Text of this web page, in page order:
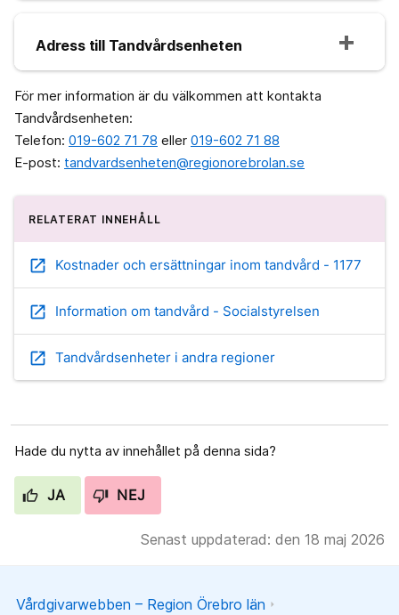
Adress till Tandvårdsenheten
För mer information är du välkommen att kontakta
Tandvårdsenheten:
Telefon: 019-602 71 78 eller 019-602 71 88
E-post: tandvardsenheten@regionorebrolan.se
RELATERAT INNEHÅLL
open_in_new Kostnader och ersättningar inom tandvård - 1177
open_in_new Information om tandvård - Socialstyrelsen
open_in_new Tandvårdsenheter i andra regioner
Hade du nytta av innehållet på denna sida?
JA NEJ
Senast uppdaterad: den 18 maj 2026
Vårdgivarwebben – Region Örebro län